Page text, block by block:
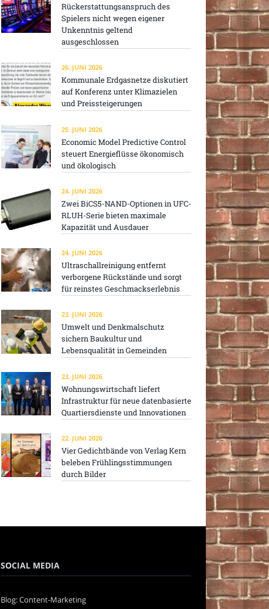
Rückerstattungsanspruch des
Spielers nicht wegen eigener
Unkenntnis geltend
ausgeschlossen
26. JUNI 2026
Kommunale Erdgasnetze diskutiert
auf Konferenz unter Klimazielen
und Preissteigerungen
25. JUNI 2026
Economic Model Predictive Control
steuert Energieflüsse ökonomisch
und ökologisch
24. JUNI 2026
Zwei BiCS5-NAND-Optionen in UFC-
RLUH-Serie bieten maximale
Kapazität und Ausdauer
24. JUNI 2026
Ultraschallreinigung entfernt
verborgene Rückstände und sorgt
für reinstes Geschmackserlebnis
23. JUNI 2026
Umwelt und Denkmalschutz
sichern Baukultur und
Lebensqualität in Gemeinden
23. JUNI 2026
Wohnungswirtschaft liefert
Infrastruktur für neue datenbasierte
Quartiersdienste und Innovationen
22. JUNI 2026
Vier Gedichtbände von Verlag Kern
beleben Frühlingsstimmungen
durch Bilder
SOCIAL MEDIA
Blog: Content-Marketing